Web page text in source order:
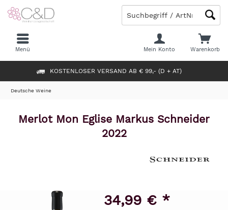
KOSTENLOSER VERSAND AB € 99,- (D + AT)
Warenkorb
Mein Konto
Menü
Deutsche Weine
Merlot Mon Eglise Markus Schneider
2022
34,99 € *